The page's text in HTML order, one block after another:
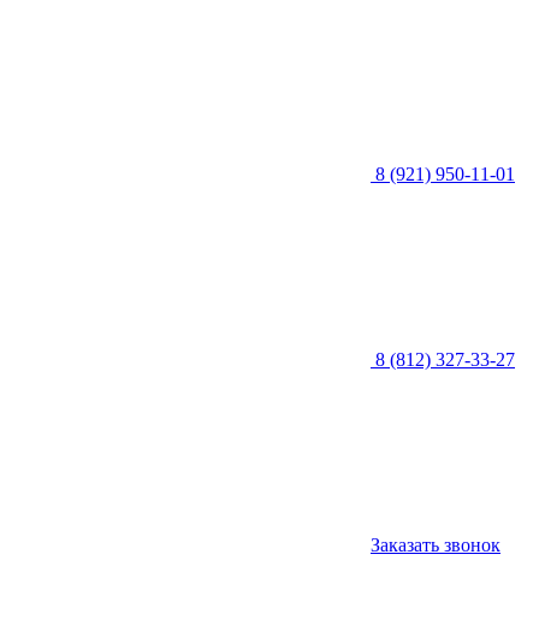
8 (921) 950-11-01
8 (812) 327-33-27
Заказать звонок